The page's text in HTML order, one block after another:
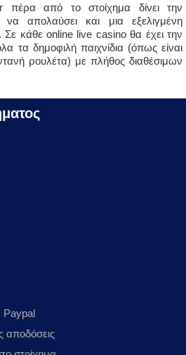
πέρα από το στοίχημα δίνει την
να απολαύσει και μια εξελιγμένη
Σε κάθε online live casino θα έχει την
τα δημοφιλή παιχνίδια (όπως είναι
ρουλέτα) με πλήθος διαθέσιμων
Paypal
αποδόσεις